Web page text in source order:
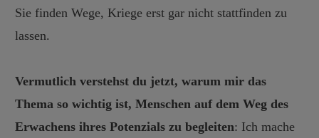
Sie finden Wege, Kriege erst gar nicht stattfinden zu
lassen.
Vermutlich verstehst du jetzt, warum mir das
Thema so wichtig ist, Menschen auf dem Weg des
Erwachens ihres Potenzials zu begleiten: Ich mache